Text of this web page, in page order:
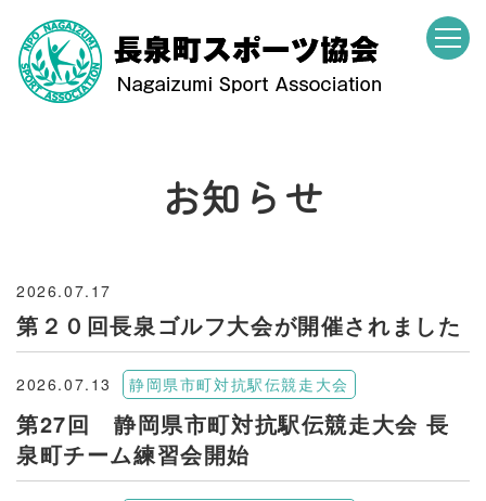
お知らせ
2026.07.17
第２０回長泉ゴルフ大会が開催されました
2026.07.13 静岡県市町対抗駅伝競走大会
第27回 静岡県市町対抗駅伝競走大会 長
泉町チーム練習会開始